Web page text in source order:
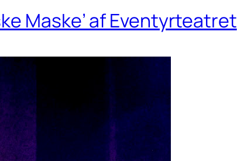
Maske’ af Eventyrteatret